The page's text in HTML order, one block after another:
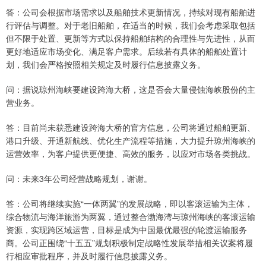
答：公司会根据市场需求以及船舶技术更新情况，持续对现有船舶进
行评估与调整。对于老旧船舶，在适当的时候，我们会考虑采取包括
但不限于处置、更新等方式以保持船舶结构的合理性与先进性，从而
更好地适应市场变化、满足客户需求。后续若有具体的船舶处置计
划，我们会严格按照相关规定及时履行信息披露义务。
问：据说琼州海峡要建设跨海大桥，这是否会大量侵蚀海峡股份的主
营业务。
答：目前尚未获悉建设跨海大桥的官方信息，公司将通过船舶更新、
港口升级、开通新航线、优化生产流程等措施，大力提升琼州海峡的
运营效率，为客户提供更便捷、高效的服务，以应对市场各类挑战。
问：未来3年公司经营战略规划，谢谢。
答：公司将继续实施“一体两翼”的发展战略，即以客滚运输为主体，
综合物流与海洋旅游为两翼，通过整合渤海湾与琼州海峡的客滚运输
资源，实现跨区域运营，目标是成为中国最优最强的轮渡运输服务
商。公司正围绕“十五五”规划积极制定战略性发展举措相关议案将履
行相应审批程序，并及时履行信息披露义务。